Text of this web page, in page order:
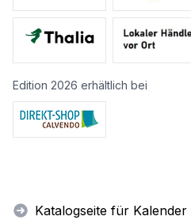
Edition 2026 erhältlich bei
Katalogseite für